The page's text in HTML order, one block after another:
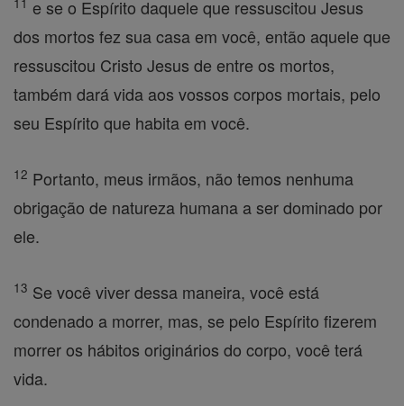
e se o Espírito daquele que ressuscitou Jesus
dos mortos fez sua casa em você, então aquele que
ressuscitou Cristo Jesus de entre os mortos,
também dará vida aos vossos corpos mortais, pelo
seu Espírito que habita em você.
12 Portanto, meus irmãos, não temos nenhuma
obrigação de natureza humana a ser dominado por
ele.
13 Se você viver dessa maneira, você está
condenado a morrer, mas, se pelo Espírito fizerem
morrer os hábitos originários do corpo, você terá
vida.